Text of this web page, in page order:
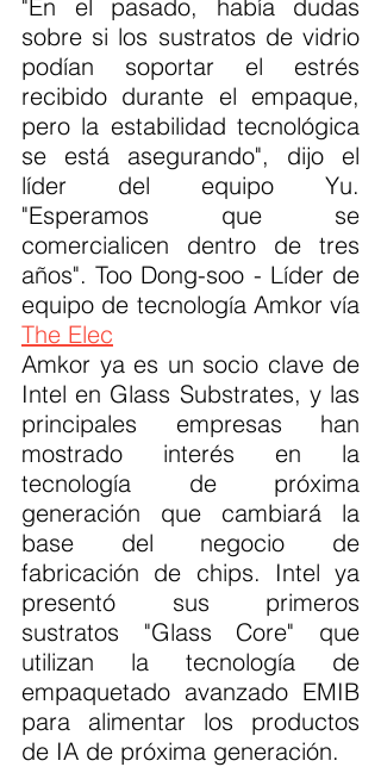
"En el pasado, había dudas
sobre si los sustratos de vidrio
podían soportar el estrés
recibido durante el empaque,
pero la estabilidad tecnológica
se está asegurando", dijo el
líder del equipo Yu.
"Esperamos que se
comercialicen dentro de tres
años". Too Dong-soo - Líder de
The Elec
Amkor ya es un socio clave de
Intel en Glass Substrates, y las
principales empresas han
mostrado interés en la
tecnología de próxima
generación que cambiará la
base del negocio de
fabricación de chips. Intel ya
presentó sus primeros
sustratos "Glass Core" que
utilizan la tecnología de
empaquetado avanzado EMIB
para alimentar los productos
de IA de próxima generación.